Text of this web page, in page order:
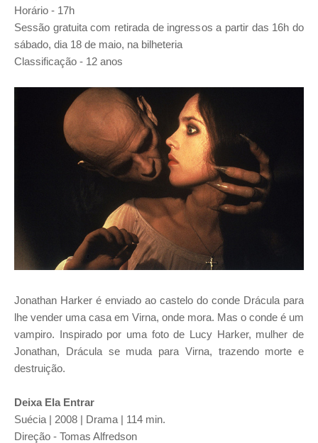
Horário - 17h
Sessão gratuita com retirada de ingressos a partir das 16h do
sábado, dia 18 de maio, na bilheteria
Classificação - 12 anos
Jonathan Harker é enviado ao castelo do conde Drácula para
lhe vender uma casa em Virna, onde mora. Mas o conde é um
vampiro. Inspirado por uma foto de Lucy Harker, mulher de
Jonathan, Drácula se muda para Virna, trazendo morte e
destruição.
Deixa Ela Entrar
Suécia | 2008 | Drama | 114 min.
Direção - Tomas Alfredson